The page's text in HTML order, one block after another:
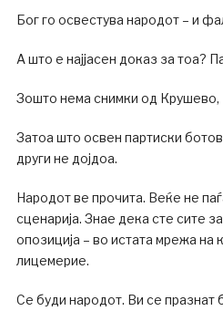
Бог го освестува народот – и
А што е најјасен доказ за тоа?
Зошто нема снимки од
Затоа што освен партиски
други не дојдоа.
Народот ве прочита. Веќе не
сценарија. Знае дека сте сите
опозиција – во истата мрежа на
лицемерие.
Се буди народот. Ви се празнат